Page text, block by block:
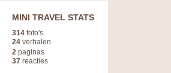
MINI TRAVEL STATS
314 foto's
24 verhalen
2 paginas
37 reacties